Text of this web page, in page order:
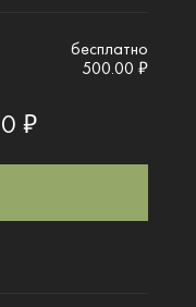
бесплатно
500.00 ₽
₽